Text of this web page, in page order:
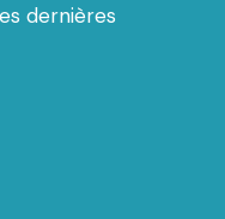
dernières